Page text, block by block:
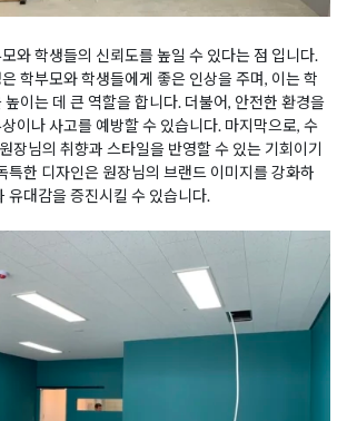
와 학생들의 신뢰도를 높일 수 있다는 점 입니다.
학부모와 학생들에게 좋은 인상을 주며, 이는 학
이는 데 큰 역할을 합니다. 더불어, 안전한 환경을
이나 사고를 예방할 수 있습니다. 마지막으로, 수
장님의 취향과 스타일을 반영할 수 있는 기회이기
특한 디자인은 원장님의 브랜드 이미지를 강화하
유대감을 증진시킬 수 있습니다.